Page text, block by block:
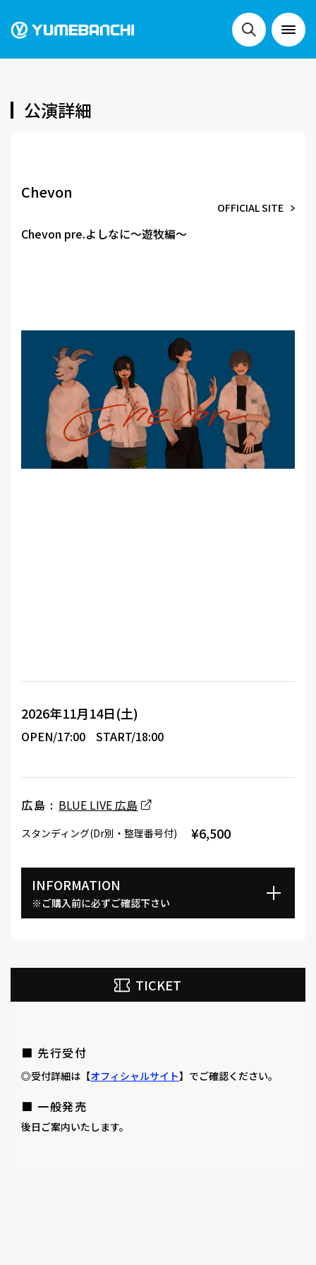
公演詳細
Chevon
OFFICIAL SITE
Chevon pre.よしなに〜遊牧編〜
2026年11月14日(土)
OPEN/17:00 START/18:00
広島 : BLUE LIVE 広島
スタンディング(Dr別・整理番号付) ¥6,500
INFORMATION
※ご購入前に必ずご確認下さい
TICKET
■ 先行受付
◎受付詳細は【オフィシャルサイト】でご確認ください。
■ 一般発売
後日ご案内いたします。